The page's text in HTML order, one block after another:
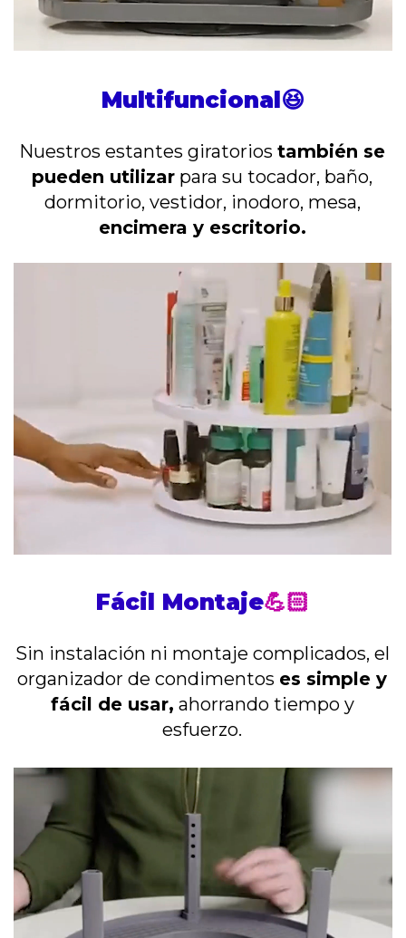
Multifuncional😆
Nuestros estantes giratorios también se
pueden utilizar para su tocador, baño,
dormitorio, vestidor, inodoro, mesa,
encimera y escritorio.
Fácil Montaje💪🏻
Sin instalación ni montaje complicados, el
organizador de condimentos es simple y
fácil de usar, ahorrando tiempo y
esfuerzo.